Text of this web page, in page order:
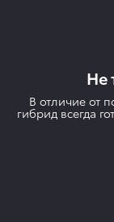
Не
В отличие от
гибрид всегда